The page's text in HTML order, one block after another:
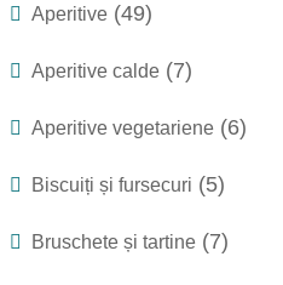
Aperitive (49)
Aperitive calde (7)
Aperitive vegetariene (6)
Biscuiți și fursecuri (5)
Bruschete și tartine (7)